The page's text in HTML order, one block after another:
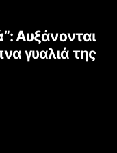
Αυξάνονται
γυαλιά της